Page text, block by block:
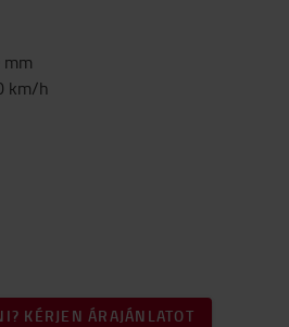
mm
km/h
KÉRJEN ÁRAJÁNLATOT